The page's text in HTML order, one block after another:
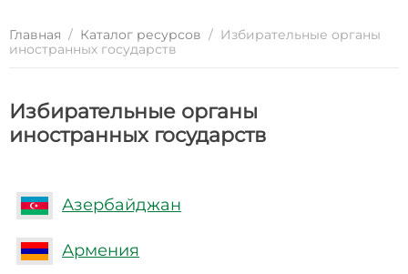
Главная / Каталог ресурсов / Избирательные органы
иностранных государств
Избирательные органы
иностранных государств
Азербайджан
Армения